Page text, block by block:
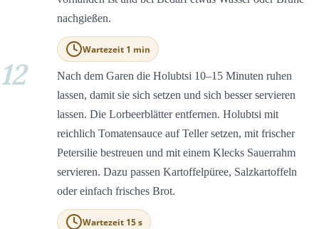
nachgießen.
Wartezeit 1 min
12
Nach dem Garen die Holubtsi 10–15 Minuten ruhen
lassen, damit sie sich setzen und sich besser servieren
lassen. Die Lorbeerblätter entfernen. Holubtsi mit
reichlich Tomatensauce auf Teller setzen, mit frischer
Petersilie bestreuen und mit einem Klecks Sauerrahm
servieren. Dazu passen Kartoffelpüree, Salzkartoffeln
oder einfach frisches Brot.
Wartezeit 15 s